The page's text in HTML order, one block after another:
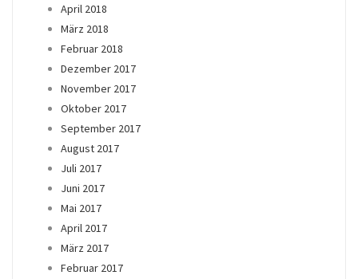
April 2018
März 2018
Februar 2018
Dezember 2017
November 2017
Oktober 2017
September 2017
August 2017
Juli 2017
Juni 2017
Mai 2017
April 2017
März 2017
Februar 2017